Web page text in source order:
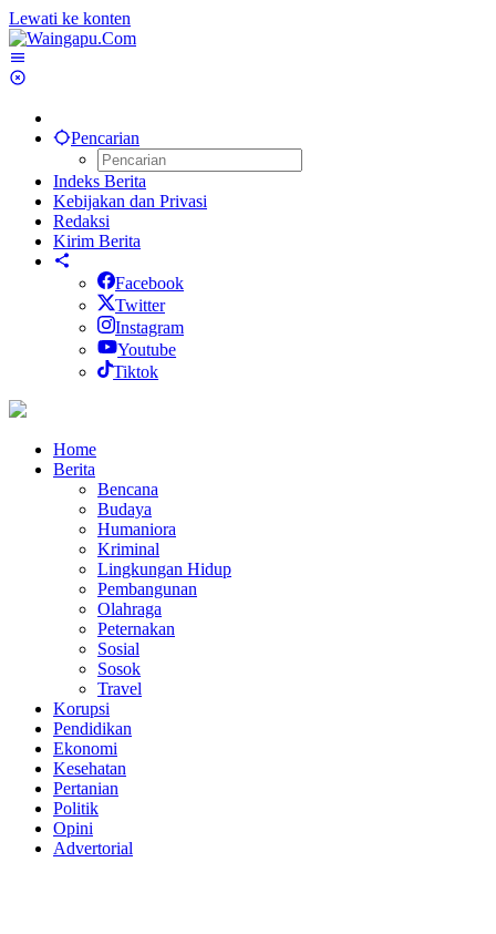
Lewati ke konten
Pencarian
Indeks Berita
Kebijakan dan Privasi
Redaksi
Kirim Berita
Facebook
Twitter
Instagram
Youtube
Tiktok
Home
Berita
Bencana
Budaya
Humaniora
Kriminal
Lingkungan Hidup
Pembangunan
Olahraga
Peternakan
Sosial
Sosok
Travel
Korupsi
Pendidikan
Ekonomi
Kesehatan
Pertanian
Politik
Opini
Advertorial